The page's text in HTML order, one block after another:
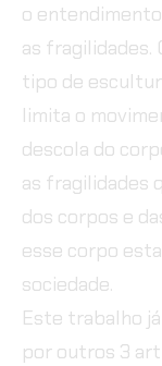
o
as fragilidades.
tipo de
limita o
descola do
as fragilidades
dos corpos e
esse corpo
sociedade.
Este trabalho
por outros 3